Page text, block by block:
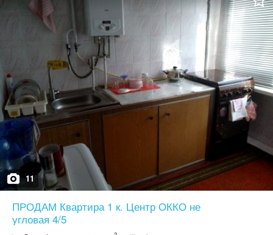
11
ПРОДАМ Квартира 1 к. Центр ОККО не
угловая 4/5